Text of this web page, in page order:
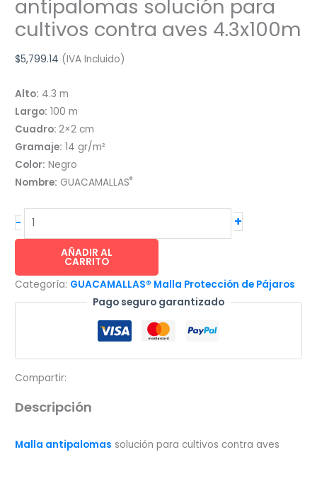
antipalomas solución para
cultivos contra aves 4.3x100m
$5,799.14 (IVA Incluido)
Alto: 4.3 m
Largo: 100 m
Cuadro:2×2 cm
Gramaje: 14 gr/m²
Color: Negro
Nombre: GUACAMALLAS®
-
GUACAMALLAS®
antipalomas
para
cultivos
4.3x100m
cantidad
+
AÑADIR AL
CARRITO
Categoría: GUACAMALLAS® Malla Protección de Pájaros
Pago seguro garantizado
Compartir:
Descripción
Malla antipalomas solución para cultivos contra aves